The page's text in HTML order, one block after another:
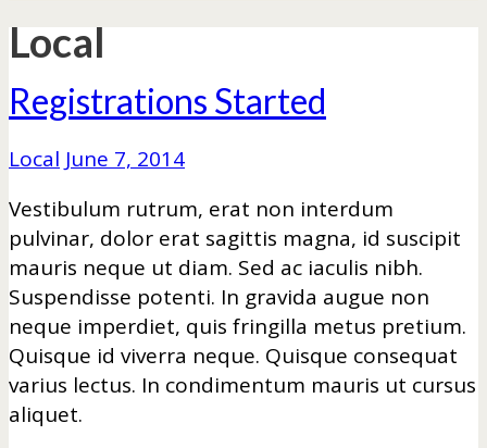
Local
Registrations Started
Local June 7, 2014
Vestibulum rutrum, erat non interdum
pulvinar, dolor erat sagittis magna, id suscipit
mauris neque ut diam. Sed ac iaculis nibh.
Suspendisse potenti. In gravida augue non
neque imperdiet, quis fringilla metus pretium.
Quisque id viverra neque. Quisque consequat
varius lectus. In condimentum mauris ut cursus
aliquet.